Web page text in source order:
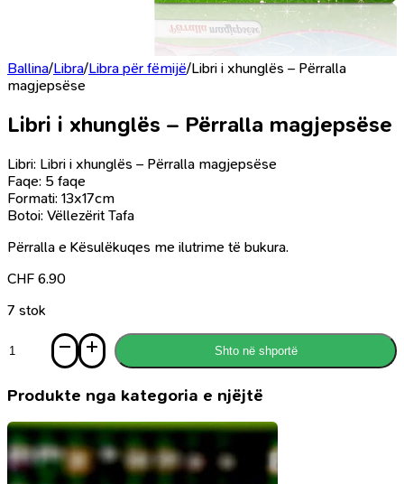
Ballina/Libra/Libra për fëmijë/Libri i xhunglës – Përralla
magjepsëse
Libri i xhunglës – Përralla magjepsëse
Libri: Libri i xhunglës – Përralla magjepsëse
Faqe: 5 faqe
Formati: 13x17cm
Botoi: Vëllezërit Tafa
Përralla e Kësulëkuqes me ilutrime të bukura.
CHF 6.90
7 stok
Libri
xhunglës
Përralla
magjepsëse
Shto në shportë
Produkte nga kategoria e njëjtë